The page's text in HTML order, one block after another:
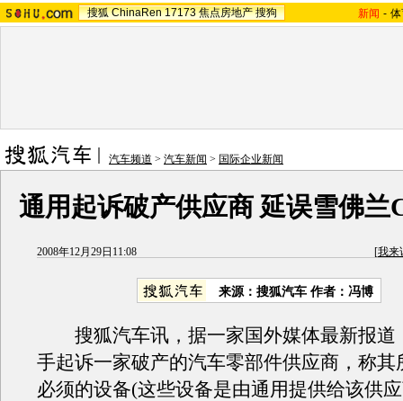
搜狐 ChinaRen 17173 焦点房地产 搜狗 新闻 -
汽车频道 > 汽车新闻 > 国际企业新闻
通用起诉破产供应商 延误雪佛兰
2008年12月29日11:08 [我来
来源：搜狐汽车 作者：冯博
搜狐汽车讯，据一家国外媒体最新报道
手起诉一家破产的汽车零部件供应商，称其
必须的设备(这些设备是由通用提供给该供